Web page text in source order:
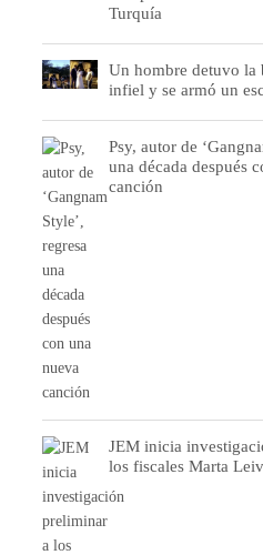
Turquía
Un hombre detuvo la
infiel y se armó un
Psy, autor de
una década después
canción
JEM inicia
los fiscales Marta